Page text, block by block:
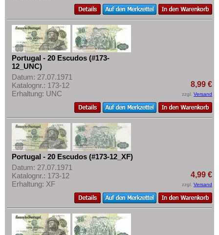
Portugal - 20 Escudos (#173-
12_UNC)
Datum: 27.07.1971
Katalognr.: 173-12
Erhaltung: UNC
8,99 €
zzgl. Versand
Portugal - 20 Escudos (#173-12_XF)
Datum: 27.07.1971
Katalognr.: 173-12
Erhaltung: XF
4,99 €
zzgl. Versand